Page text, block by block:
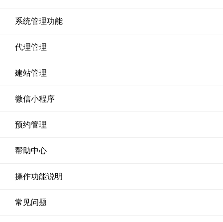
系统管理功能
代理管理
建站管理
微信小程序
预约管理
帮助中心
操作功能说明
常见问题